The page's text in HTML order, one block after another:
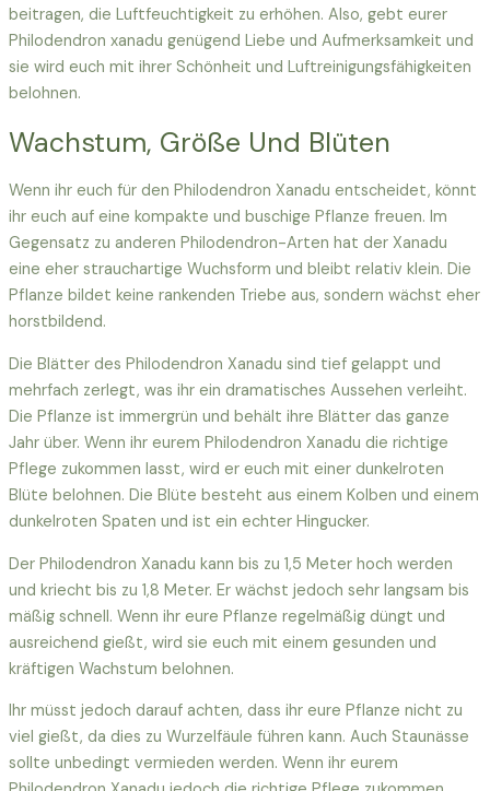
beitragen, die Luftfeuchtigkeit zu erhöhen. Also, gebt eurer
Philodendron xanadu genügend Liebe und Aufmerksamkeit und
sie wird euch mit ihrer Schönheit und Luftreinigungsfähigkeiten
belohnen.
Wachstum, Größe Und Blüten
Wenn ihr euch für den Philodendron Xanadu entscheidet, könnt
ihr euch auf eine kompakte und buschige Pflanze freuen. Im
Gegensatz zu anderen Philodendron-Arten hat der Xanadu
eine eher strauchartige Wuchsform und bleibt relativ klein. Die
Pflanze bildet keine rankenden Triebe aus, sondern wächst eher
horstbildend.
Die Blätter des Philodendron Xanadu sind tief gelappt und
mehrfach zerlegt, was ihr ein dramatisches Aussehen verleiht.
Die Pflanze ist immergrün und behält ihre Blätter das ganze
Jahr über. Wenn ihr eurem Philodendron Xanadu die richtige
Pflege zukommen lasst, wird er euch mit einer dunkelroten
Blüte belohnen. Die Blüte besteht aus einem Kolben und einem
dunkelroten Spaten und ist ein echter Hingucker.
Der Philodendron Xanadu kann bis zu 1,5 Meter hoch werden
und kriecht bis zu 1,8 Meter. Er wächst jedoch sehr langsam bis
mäßig schnell. Wenn ihr eure Pflanze regelmäßig düngt und
ausreichend gießt, wird sie euch mit einem gesunden und
kräftigen Wachstum belohnen.
Ihr müsst jedoch darauf achten, dass ihr eure Pflanze nicht zu
viel gießt, da dies zu Wurzelfäule führen kann. Auch Staunässe
sollte unbedingt vermieden werden. Wenn ihr eurem